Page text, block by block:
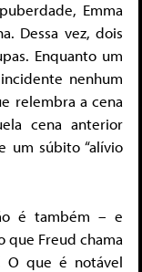
Emma
Dessa vez, dois
Enquanto um
nenhum
relembra a cena
cena anterior
um súbito “alívio
é também – e
que Freud chama
O que é notável